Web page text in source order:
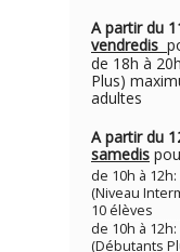
A partir du
vendredis
de 18h à
Plus)
adultes
A partir du
samedis
de 10h à 12h:
(Niveau
10 élèves
de 10h à 12h:
(Débutants